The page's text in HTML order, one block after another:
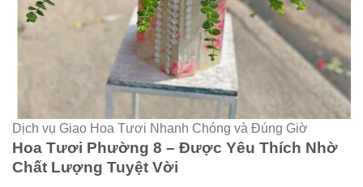
Dịch vụ Giao Hoa Tươi Nhanh Chóng và Đúng Giờ
Hoa Tươi Phường 8 – Được Yêu Thích Nhờ
Chất Lượng Tuyệt Vời